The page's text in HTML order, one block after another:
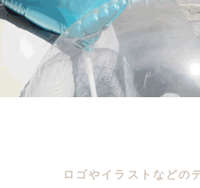
ロゴやイラストなどの